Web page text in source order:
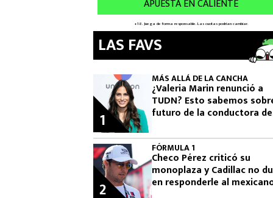
LAS FAVS
MÁS ALLÁ DE LA CANCHA
¿Valeria Marin renunció a
TUDN? Esto sabemos
futuro de la conductora de
1
FÓRMULA 1
Checo Pérez criticó su
monoplaza y Cadillac no
en responderle al
2